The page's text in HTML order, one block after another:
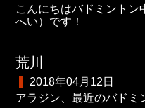
こんにちはバドミントン
へい）です！
荒川
2018年04月12日
アラジン、最近のバドミ